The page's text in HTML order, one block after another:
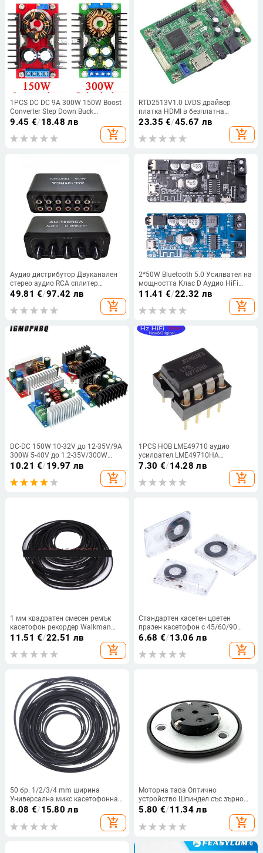
1PCS DC DC 9A 300W 150W Boost
Converter Step Down Buck
Converter 5-40V to 1.2-35V Power
9.45 €/18.48 лв
add_shopping_cart
RTD2513V1.0 LVDS драйвер
платка HDMI в безплатна
програма мини платка
23.35 €/45.67 лв
add_shopping_cart
Аудио дистрибутор Двуканален
стерео аудио RCA сплитер
Еднопосочен вход Петпосочен
изход Свързване към усилвател
на мощност
49.81 €/97.42 лв
add_shopping_cart
2*50W Bluetooth 5.0 Усилвател на
мощността Клас D Аудио HiFi
Стерео Безжичен музикален
плейър Мини USB Приложение за
звукова карта Цифров усилвател
11.41 €/22.32 лв
add_shopping_cart
DC-DC 150W 10-32V до 12-35V/9A
300W 5-40V до 1.2-35V/300W
20A/400W 15A 8.5V-50V до 10V-
повишена стъпка надолу
10.21 €/19.97 лв
add_shopping_cart
1PCS НОВ LME49710 аудио
усилвател LME49710HA
LME49710NA
7.30 €/14.28 лв
add_shopping_cart
1 мм квадратен смесен ремък
касетофон рекордер Walkman
касетофон DVD ретранслатор
гумен трансмисионен ремък
11.51 €/22.51 лв
add_shopping_cart
Стандартен касетен цветен
празен касетофон с 45/60/90
минути магнитна аудио лента
Прозрачна кутия за съхранение
за запис на музика на реч
6.68 €/13.06 лв
add_shopping_cart
50 бр. 1/2/3/4 mm ширина
Универсална микс касетофонна
машина Колани Разнообразни
плосък гумен колан за CD DVD
рекордери Walkman
8.08 €/15.80 лв
add_shopping_cart
Моторна тава Оптично
устройство Шпиндел със зърно
за карта за Sony PS1 CD DVD
Комбиниран аудиокасетофон
Касетофон Дек Диск Грамофон
5.80 €/11.34 лв
add_shopping_cart